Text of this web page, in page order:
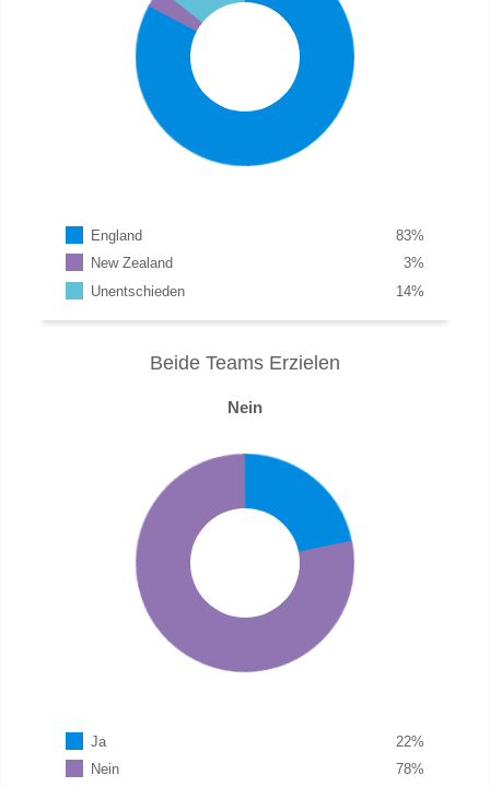
England %
83
New Zealand
%
3
Unentschieden
%
14
Beide Teams Erzielen
Nein
Ja %
22
Nein
%
78